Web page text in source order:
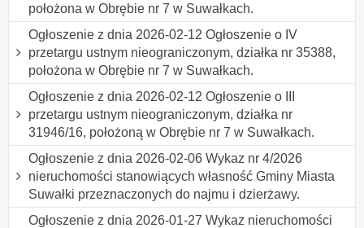
położona w Obrębie nr 7 w Suwałkach.
Ogłoszenie z dnia 2026-02-12 Ogłoszenie o IV
przetargu ustnym nieograniczonym, działka nr 35388,
położona w Obrębie nr 7 w Suwałkach.
Ogłoszenie z dnia 2026-02-12 Ogłoszenie o III
przetargu ustnym nieograniczonym, działka nr
31946/16, położoną w Obrębie nr 7 w Suwałkach.
Ogłoszenie z dnia 2026-02-06 Wykaz nr 4/2026
nieruchomości stanowiących własność Gminy Miasta
Suwałki przeznaczonych do najmu i dzierżawy.
Ogłoszenie z dnia 2026-01-27 Wykaz nieruchomości